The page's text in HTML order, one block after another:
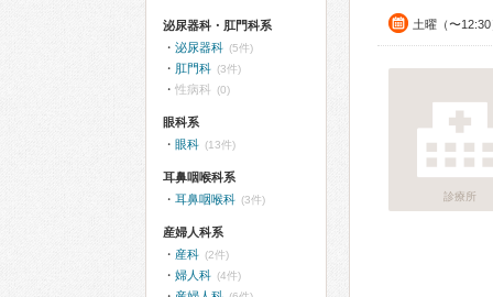
土曜（〜12:30
診療所
泌尿器科・肛門科系
泌尿器科 (5件)
肛門科 (3件)
性病科 (0)
眼科系
眼科 (13件)
耳鼻咽喉科系
耳鼻咽喉科 (3件)
産婦人科系
産科 (2件)
婦人科 (4件)